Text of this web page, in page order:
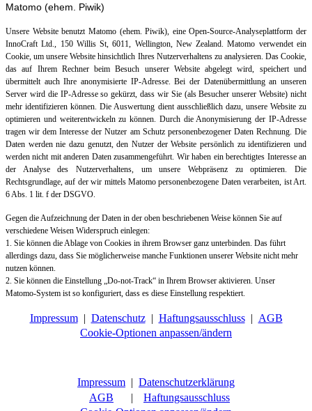
Matomo (ehem. Piwik)
Unsere Website benutzt Matomo (ehem. Piwik), eine Open-Source-Analyseplattform der
InnoCraft Ltd., 150 Willis St, 6011, Wellington, New Zealand. Matomo verwendet ein
Cookie, um unsere Website hinsichtlich Ihres Nutzerverhaltens zu analysieren. Das Cookie,
das auf Ihrem Rechner beim Besuch unserer Website abgelegt wird, speichert und
übermittelt auch Ihre anonymisierte IP-Adresse. Bei der Datenübermittlung an unseren
Server wird die IP-Adresse so gekürzt, dass wir Sie (als Besucher unserer Website) nicht
mehr identifizieren können. Die Auswertung dient ausschließlich dazu, unsere Website zu
optimieren und weiterentwickeln zu können. Durch die Anonymisierung der IP-Adresse
tragen wir dem Interesse der Nutzer am Schutz personenbezogener Daten Rechnung. Die
Daten werden nie dazu genutzt, den Nutzer der Website persönlich zu identifizieren und
werden nicht mit anderen Daten zusammengeführt. Wir haben ein berechtigtes Interesse an
der Analyse des Nutzerverhaltens, um unsere Webpräsenz zu optimieren. Die
Rechtsgrundlage, auf der wir mittels Matomo personenbezogene Daten verarbeiten, ist Art.
6 Abs. 1 lit. f der DSGVO.
Gegen die Aufzeichnung der Daten in der oben beschriebenen Weise können Sie auf
verschiedene Weisen Widerspruch einlegen:
1. Sie können die Ablage von Cookies in ihrem Browser ganz unterbinden. Das führt
allerdings dazu, dass Sie möglicherweise manche Funktionen unserer Website nicht mehr
nutzen können.
2. Sie können die Einstellung „Do-not-Track“ in Ihrem Browser aktivieren. Unser
Matomo-System ist so konfiguriert, dass es diese Einstellung respektiert.
Impressum | Datenschutz | Haftungsausschluss | AGB
Cookie-Optionen anpassen/ändern
Impressum | Datenschutzerklärung
AGB
|
Haftungsausschluss